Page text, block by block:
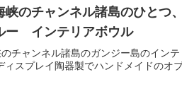
峡のチャンネル諸島のひとつ
ー インテリアボウル
チャンネル諸島のガンジー島のイン
ィスプレイ陶器製でハンドメイドのオ